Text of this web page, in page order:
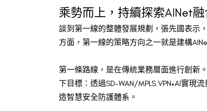
乘勢而上，持續探索AINet
談到第一線的整體發展規劃，張先國表示
方面，第一線的策略方向之一就是建構
第一條路線，是在傳統業務層面進行創新
下目標：透過SD-WAN/MPLS VPN+AI實現
造智慧安全防護體系。